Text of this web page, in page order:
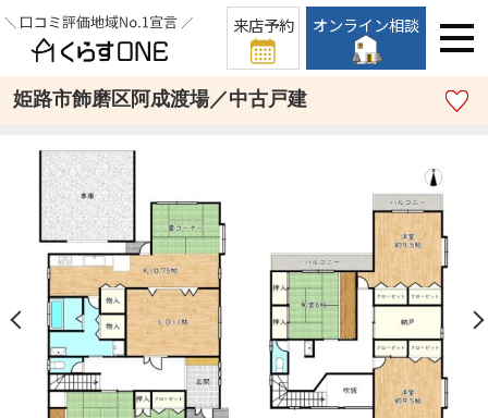
来店予約 オンライン相談
姫路市飾磨区阿成渡場／中古戸建